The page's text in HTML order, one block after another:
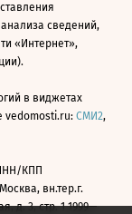
сведений,
«Интернет»,
в виджетах
vedomosti.ru: СМИ2,
КПП
Москва, вн.тер.г.
д. 3, стр. 1 1999—